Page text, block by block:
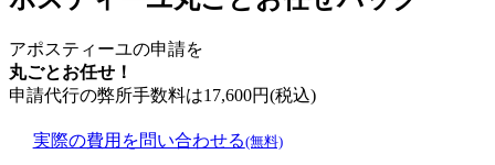
アポスティーユの申請を
丸ごとお任せ！
申請代行の弊所手数料は17,600円(税込)
実際の費用を問い合わせる(無料)